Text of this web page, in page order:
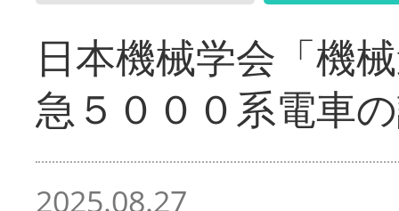
日本機械学会「機
急５０００系電車
2025.08.27